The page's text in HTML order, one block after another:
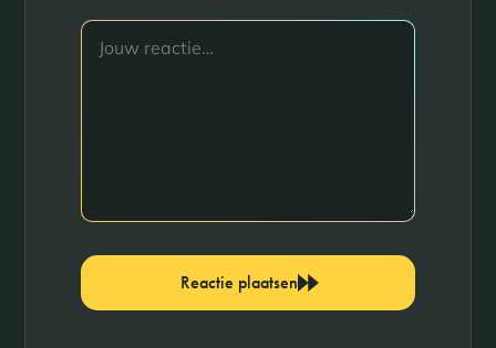
Reactie plaatsen